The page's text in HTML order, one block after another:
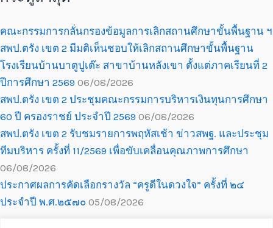
คณะกรรมการกลั่นกรองข้อมูลการเลิกสถานศึกษาขั้นพื้นฐาน ฯ
สพป.ตรัง เขต 2 มีมติเห็นชอบให้เลิกสถานศึกษาขั้นพื้นฐาน
โรงเรียนบ้านบาตูปูเต๊ะ สาขาบ้านหลังเขา ตั้งแต่ภาคเรียนที่ 2
ปีการศึกษา 2569 06/08/2026
สพป.ตรัง เขต 2 ประชุมคณะกรรมการบริหารเงินทุนการศึกษา
60 ปี ครองราชย์ ประจำปี 2569 06/08/2026
สพป.ตรัง เขต 2 รับชมรายการพฤหัสเช้า ข่าวสพฐ. และประชุม
ทีมบริหาร ครั้งที่ 11/2569 เพื่อขับเคลื่อนคุณภาพการศึกษา
06/08/2026
ประกาศผลการคัดเลือกรางวัล “ครูดีในดวงใจ” ครั้งที่ ๒๔
ประจำปี พ.ศ.๒๕๗๐ 05/08/2026